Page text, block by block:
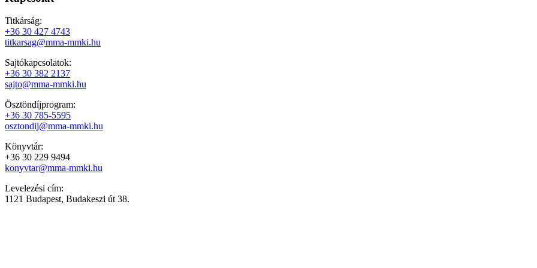
Titkárság:
+36 30 427 4743
titkarsag@mma-mmki.hu
Sajtókapcsolatok:
+36 30 382 2137
sajto@mma-mmki.hu
Ösztöndíjprogram:
+36 30 785-5595
osztondij@mma-mmki.hu
Könyvtár:
+36 30 229 9494
konyvtar@mma-mmki.hu
Levelezési cím:
1121 Budapest, Budakeszi út 38.